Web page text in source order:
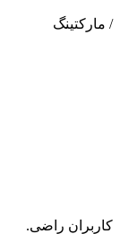
/ مارکتینگ
کاربران راضی.